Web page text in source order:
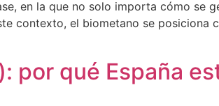
en la que no solo importa cómo se
contexto, el biometano se posiciona
qué España